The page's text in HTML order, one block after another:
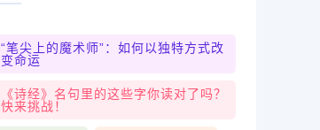
“笔尖上的魔术师”：如何以独特方式改
变命运
《诗经》名句里的这些字你读对了吗？
快来挑战！